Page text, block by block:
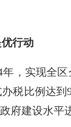
优行动
年， 实现全区
税比例达到
府建设水平